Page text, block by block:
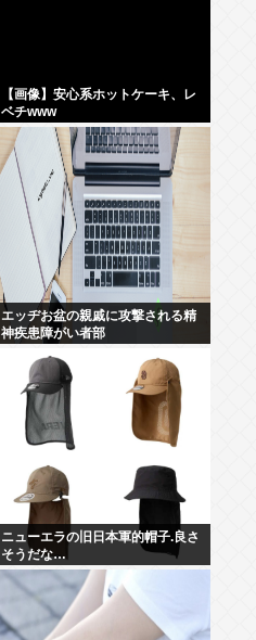
【画像】安心系ホットケーキ、レ
ベチwww
エッヂお盆の親戚に攻撃される精
神疾患障がい者部
ニューエラの旧日本軍的帽子.良さ
そうだな…